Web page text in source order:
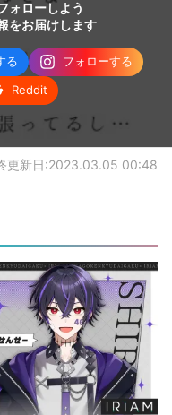
ォローしよう
をお届けします
る
フォローする
Reddit
更新日:2023.03.05 00:48